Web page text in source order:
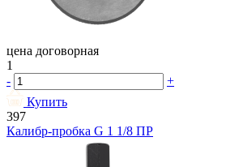
цена договорная
1
-
+
Купить
397
Калибр-пробка G 1 1/8 ПР